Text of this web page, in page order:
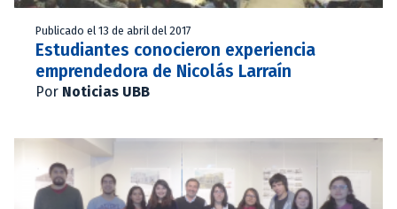
Publicado el 13 de abril del 2017
Estudiantes conocieron experiencia
emprendedora de Nicolás Larraín
Por Noticias UBB